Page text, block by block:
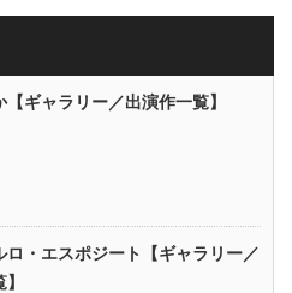
ギャラリー／出演作一覧】
ロ・エスポジート【ギャラリー／